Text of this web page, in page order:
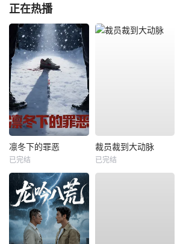
正在热播
凛冬下的罪恶
已完结
裁员裁到大动脉
已完结